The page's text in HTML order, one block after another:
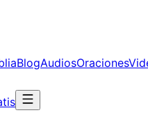
BlogAudiosOraciones